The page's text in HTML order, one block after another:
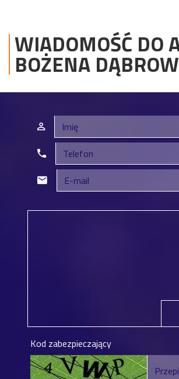
WIADOMOŚĆ DO
BOŻENA
Kod zabezpieczający